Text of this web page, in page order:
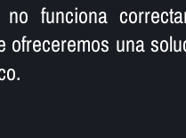
funciona
ofreceremos una